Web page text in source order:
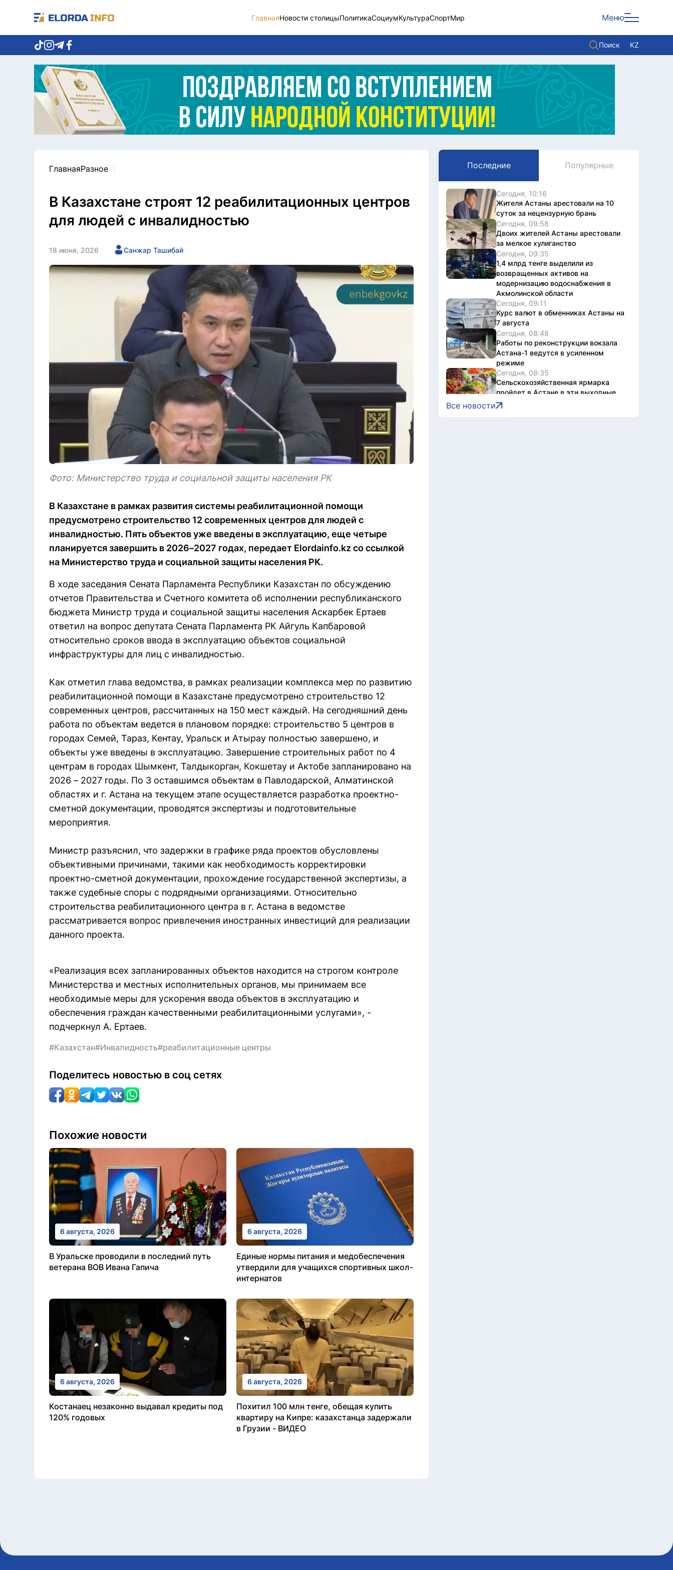
ГлавнаяНовости столицыПолитикаСоциумКультураСпортМир Меню
Поиск KZ
Новости столицы
Политика
Социум
Экономика
Спорт
Культура
Служба Комплаенс
Этический кодекс
Служу стране
ГлавнаяРазное
В Казахстане строят 12 реабилитационных центров
для людей с инвалидностью
18 июня, 2026 Санжар Ташибай
Фото: Министерство труда и социальной защиты населения РК
В Казахстане в рамках развития системы реабилитационной помощи
предусмотрено строительство 12 современных центров для людей с
инвалидностью. Пять объектов уже введены в эксплуатацию, еще четыре
планируется завершить в 2026–2027 годах, передает Elordainfo.kz со ссылкой
на Министерство труда и социальной защиты населения РК.
В ходе заседания Сената Парламента Республики Казахстан по обсуждению
отчетов Правительства и Счетного комитета об исполнении республиканского
бюджета Министр труда и социальной защиты населения Аскарбек Ертаев
ответил на вопрос депутата Сената Парламента РК Айгуль Капбаровой
относительно сроков ввода в эксплуатацию объектов социальной
инфраструктуры для лиц с инвалидностью.
Как отметил глава ведомства, в рамках реализации комплекса мер по развитию
реабилитационной помощи в Казахстане предусмотрено строительство 12
современных центров, рассчитанных на 150 мест каждый. На сегодняшний день
работа по объектам ведется в плановом порядке: строительство 5 центров в
городах Семей, Тараз, Кентау, Уральск и Атырау полностью завершено, и
объекты уже введены в эксплуатацию. Завершение строительных работ по 4
центрам в городах Шымкент, Талдыкорган, Кокшетау и Актобе запланировано на
2026 – 2027 годы. По 3 оставшимся объектам в Павлодарской, Алматинской
областях и г. Астана на текущем этапе осуществляется разработка проектно-
сметной документации, проводятся экспертизы и подготовительные
мероприятия.
Министр разъяснил, что задержки в графике ряда проектов обусловлены
объективными причинами, такими как необходимость корректировки
проектно-сметной документации, прохождение государственной экспертизы, а
также судебные споры с подрядными организациями. Относительно
строительства реабилитационного центра в г. Астана в ведомстве
рассматривается вопрос привлечения иностранных инвестиций для реализации
данного проекта.
«Реализация всех запланированных объектов находится на строгом контроле
Министерства и местных исполнительных органов, мы принимаем все
необходимые меры для ускорения ввода объектов в эксплуатацию и
обеспечения граждан качественными реабилитационными услугами», -
подчеркнул А. Ертаев.
#Казахстан#Инвалидность#реабилитационные центры
Поделитесь новостью в соц сетях
Похожие новости
6 августа, 2026
В Уральске проводили в последний путь
ветерана ВОВ Ивана Гапича
6 августа, 2026
Единые нормы питания и медобеспечения
утвердили для учащихся спортивных школ-
интернатов
6 августа, 2026
Костанаец незаконно выдавал кредиты под
120% годовых
6 августа, 2026
Похитил 100 млн тенге, обещая купить
квартиру на Кипре: казахстанца задержали
в Грузии - ВИДЕО
Последние Популярные
Сегодня, 10:16
Жителя Астаны арестовали на 10
суток за нецензурную брань
Сегодня, 09:58
Двоих жителей Астаны арестовали
за мелкое хулиганство
Сегодня, 09:35
1,4 млрд тенге выделили из
возвращенных активов на
модернизацию водоснабжения в
Акмолинской области
Сегодня, 09:11
Курс валют в обменниках Астаны на
7 августа
Сегодня, 08:48
Работы по реконструкции вокзала
Астана-1 ведутся в усиленном
режиме
Сегодня, 08:35
Сельскохозяйственная ярмарка
пройдет в Астане в эти выходные
Сегодня, 07:00
Все новости